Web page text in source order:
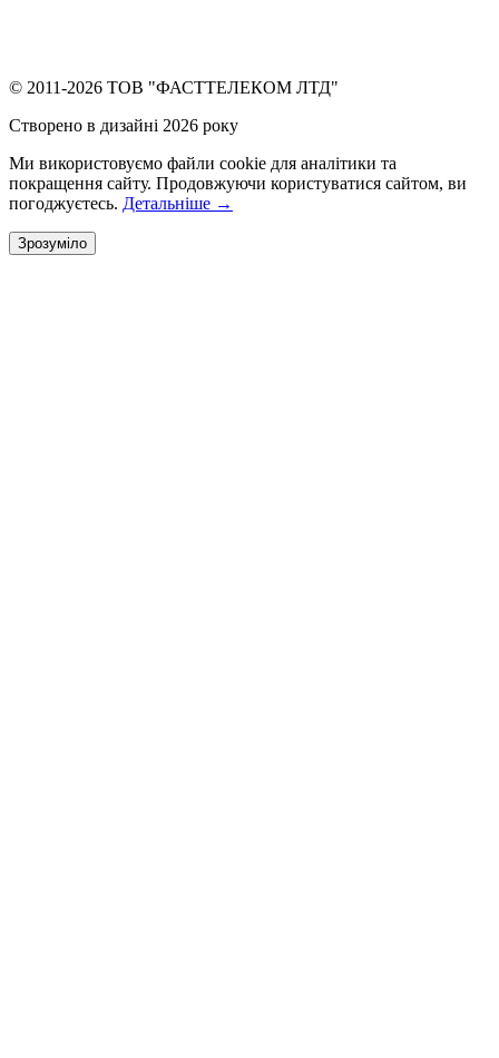
© 2011-2026 ТОВ "ФАСТТЕЛЕКОМ ЛТД"
Створено в дизайні 2026 року
Ми використовуємо файли cookie для аналітики та
покращення сайту. Продовжуючи користуватися сайтом, ви
погоджуєтесь. Детальніше →
Зрозуміло